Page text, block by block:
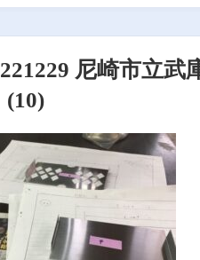
尼崎市立